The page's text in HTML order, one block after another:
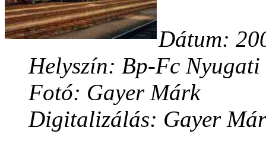
Dátum:
Helyszín: Bp-Fc Nyugati
Fotó: Gayer Márk
Digitalizálás: Gayer